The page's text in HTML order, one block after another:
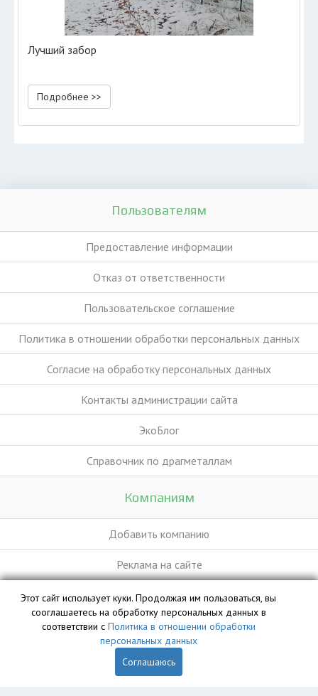
Лучший забор
Подробнее >>
Пользователям
Предоставление информации
Отказ от ответственности
Пользовательское соглашение
Политика в отношении обработки персональных данных
Согласие на обработку персональных данных
Контакты администрации сайта
ЭкоБлог
Справочник по драгметаллам
Компаниям
Добавить компанию
Реклама на сайте
База данных сайта vyvoz.org является интеллектуальной
собственностью ООО «Профит» и охраняется законом.
Этот сайт использует куки. Продолжая им пользоваться, вы
сооглашаетесь на обработку персональных данных в
соответствии с Политика в отношении обработки
персональных данных
Соглашаюсь